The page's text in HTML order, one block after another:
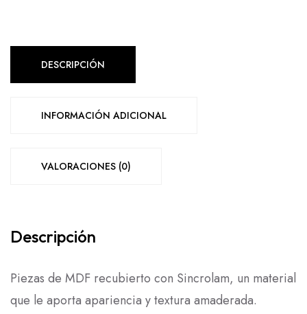
DESCRIPCIÓN
INFORMACIÓN ADICIONAL
VALORACIONES (0)
Descripción
Piezas de MDF recubierto con Sincrolam, un material
que le aporta apariencia y textura amaderada.